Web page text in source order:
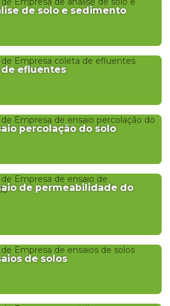
de solo e sedimento
de efluentes
percolação do solo
de permeabilidade do
de solos